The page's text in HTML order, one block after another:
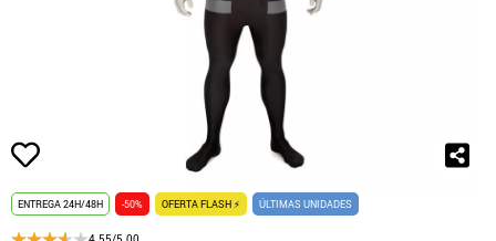
ENTREGA 24H/48H -50% OFERTA FLASH ⚡ ÚLTIMAS UNIDADES